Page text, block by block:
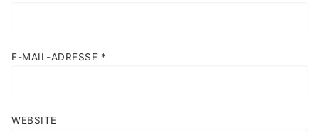
E-MAIL-ADRESSE *
WEBSITE